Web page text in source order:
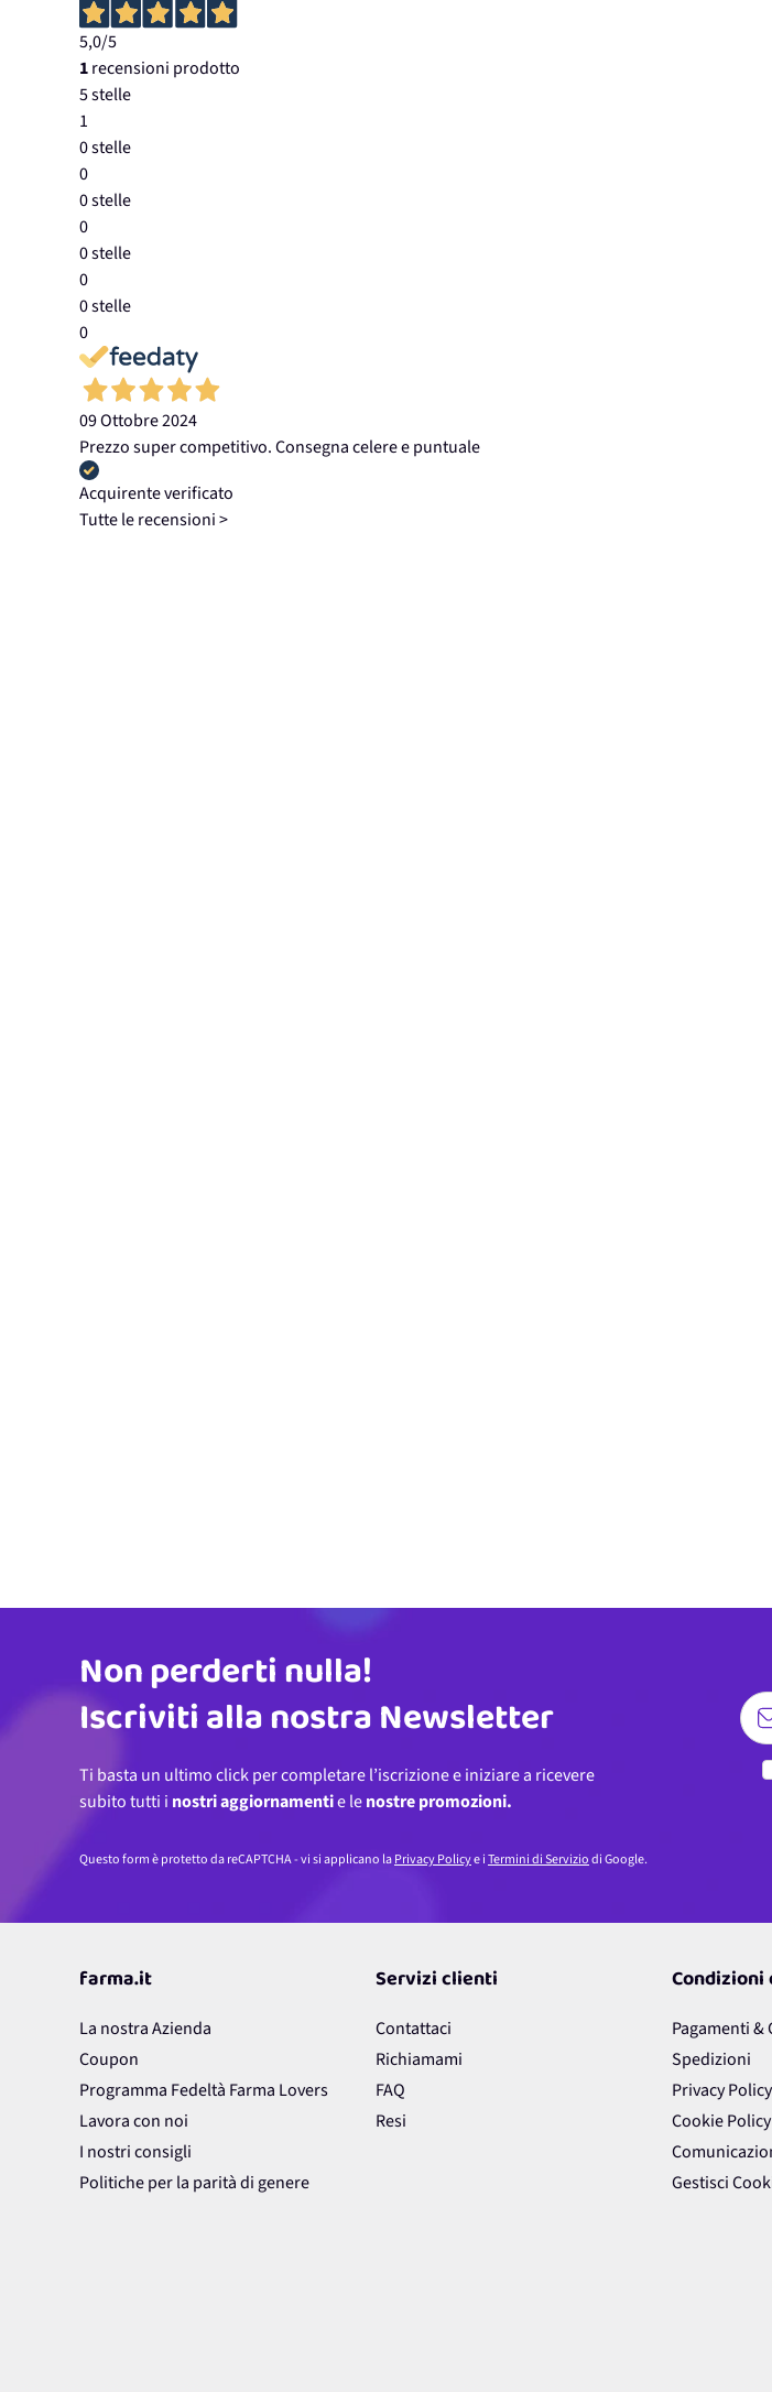
5,0/5
1recensioni prodotto
5 stelle
1
0 stelle
0
0 stelle
0
0 stelle
0
0 stelle
0
09 Ottobre 2024
Prezzo super competitivo. Consegna celere e puntuale
Acquirente verificato
Tutte le recensioni >
Indirizzo email
Non perderti nulla!
Iscriviti alla nostra Newsletter
Ti basta un ultimo click per completare l’iscrizione e iniziare a ricevere
subito tutti i nostri aggiornamentie lenostre promozioni.
Questo form è protetto da reCAPTCHA - vi si applicano laPrivacy Policye iTermini di Serviziodi Google.
farma.it
La nostra Azienda
Coupon
Programma Fedeltà Farma Lovers
Lavora con noi
I nostri consigli
Politiche per la parità di genere
Servizi clienti
Contattaci
Richiamami
FAQ
Resi
Pagamenti &
Spedizioni
Privacy Policy
Cookie Policy
Gestisci